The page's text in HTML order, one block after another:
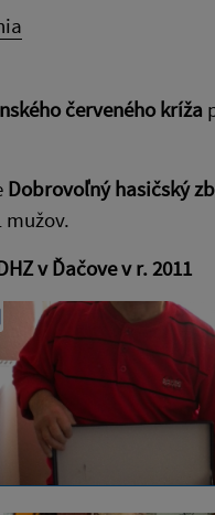
červeného kríža
Dobrovoľný hasičský
mužov.
v Ďačove v r. 2011